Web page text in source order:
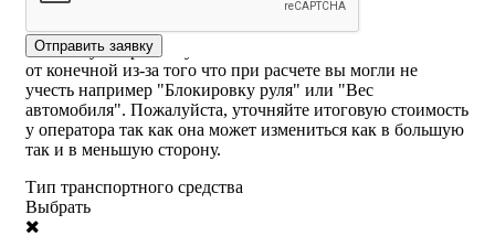
Отправить заявку
ВНИМАНИЕ! Стоимость рассчитанная самостоятельно
на калькуляторе или указанная на сайте может отличаться
от конечной из-за того что при расчете вы могли не
учесть например "Блокировку руля" или "Вес
автомобиля". Пожалуйста, уточняйте итоговую стоимость
у оператора так как она может измениться как в большую
так и в меньшую сторону.
Тип транспортного средства
Выбрать